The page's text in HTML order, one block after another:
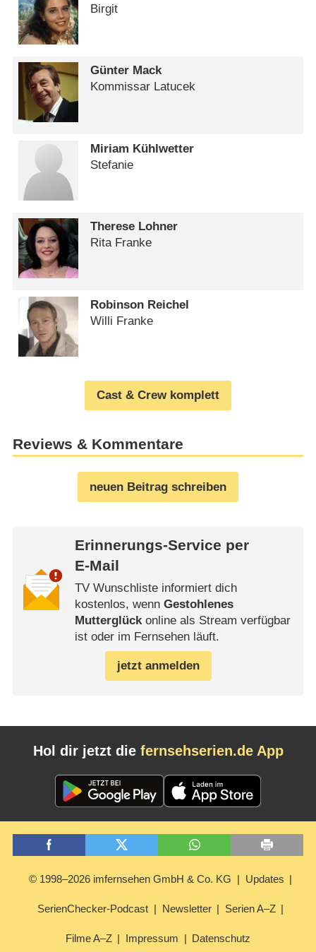
Birgit
Günter Mack
Kommissar Latucek
Miriam Kühlwetter
Stefanie
Therese Lohner
Rita Franke
Robinson Reichel
Willi Franke
Cast & Crew komplett
Reviews & Kommentare
neuen Beitrag schreiben
Erinnerungs-Service per
E-Mail
TV Wunschliste informiert dich
kostenlos, wenn Gestohlenes
Mutterglückonline als Stream verfügbar
ist oder im Fernsehen läuft.
jetzt anmelden
Hol dir jetzt die fernsehserien.de App
© 1998–2026 imfernsehen GmbH & Co. KG Updates
SerienChecker-Podcast Newsletter Serien A–Z
Filme A–Z Impressum Datenschutz